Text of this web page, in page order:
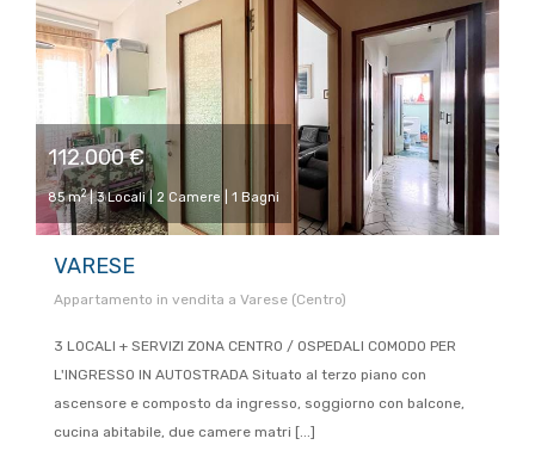
112.000 €
85 m2| 3 Locali | 2 Camere | 1 Bagni
VARESE
Appartamento in vendita a Varese (Centro)
3 LOCALI + SERVIZI ZONA CENTRO / OSPEDALI COMODO PER
L'INGRESSO IN AUTOSTRADA Situato al terzo piano con
ascensore e composto da ingresso, soggiorno con balcone,
cucina abitabile, due camere matri [...]